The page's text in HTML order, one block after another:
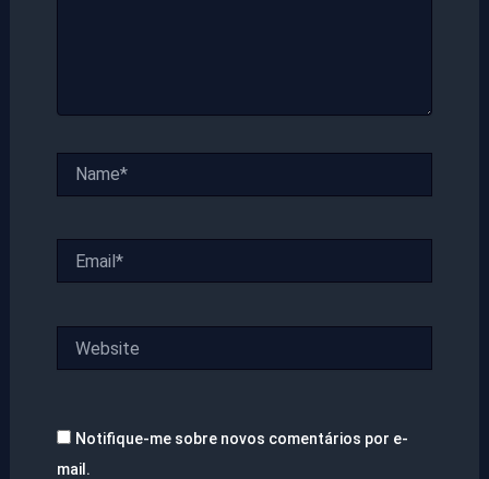
Notifique-me sobre novos comentários por e-
mail.